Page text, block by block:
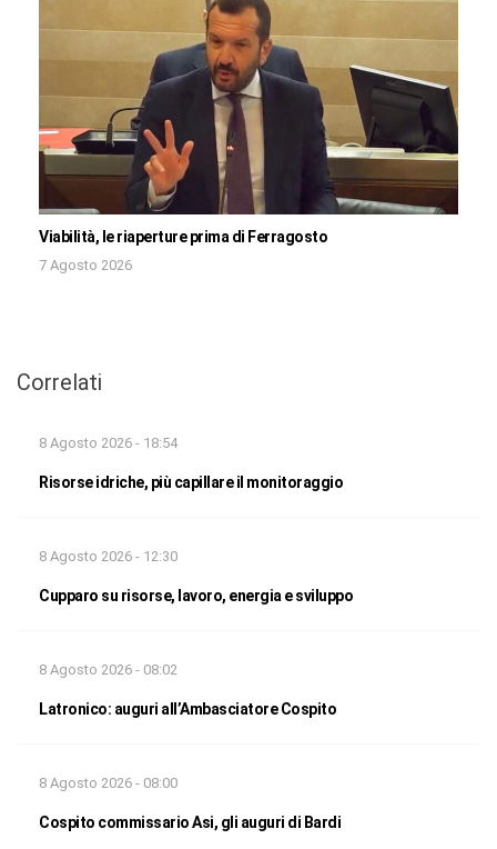
Viabilità, le riaperture prima di Ferragosto
7 Agosto 2026
Correlati
8 Agosto 2026 - 18:54
Risorse idriche, più capillare il monitoraggio
8 Agosto 2026 - 12:30
Cupparo su risorse, lavoro, energia e sviluppo
8 Agosto 2026 - 08:02
Latronico: auguri all’Ambasciatore Cospito
8 Agosto 2026 - 08:00
Cospito commissario Asi, gli auguri di Bardi